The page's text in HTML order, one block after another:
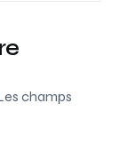
champs